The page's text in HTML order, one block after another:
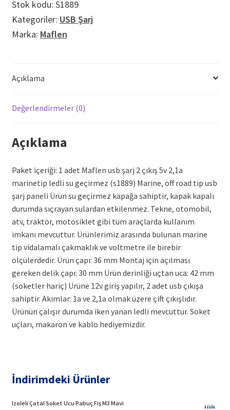
Marinetip
Ledli
Stok kodu: S1889
Kategoriler: USB Şarj
Marka: Maflen
Açıklama
Değerlendirmeler (0)
Açıklama
Paket içeriği: 1 adet Maflen usb şarj 2 çıkış 5v 2,1a
marinetip ledli su geçirmez (s1889) Marine, off road tip usb
şarj paneli Ürün su geçirmez kapağa sahiptir, kapak kapalı
durumda sıçrayan sulardan etkilenmez. Tekne, otomobil,
atv, traktör, motosiklet gibi tüm araçlarda kullanım
imkanı mevcuttur. Ürünlerimiz arasında bulunan marine
tip vidalamalı çakmaklık ve voltmetre ile birebir
ölçülerdedir. Ürün çapı: 36 mm Montaj için açılması
gereken delik çapı: 30 mm Ürün derinliği uçtan uca: 42 mm
(soketler hariç) Ürüne 12v giriş yapılır, 2 adet usb çıkışa
sahiptir. Akımlar: 1a ve 2,1a olmak üzere çift çıkışlıdır.
Ürünün çalışır durumda iken yanan ledli mevcuttur. Soket
uçları, makaron ve kablo hediyemizdir.
İndirimdeki Ürünler
Izoleli Çatal Soket Ucu Pabuç Fiş M3 Mavi